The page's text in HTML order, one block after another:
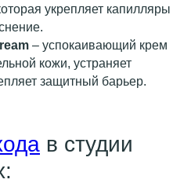
укрепляет капилляры
– успокаивающий крем
кожи, устраняет
защитный барьер.
в студии